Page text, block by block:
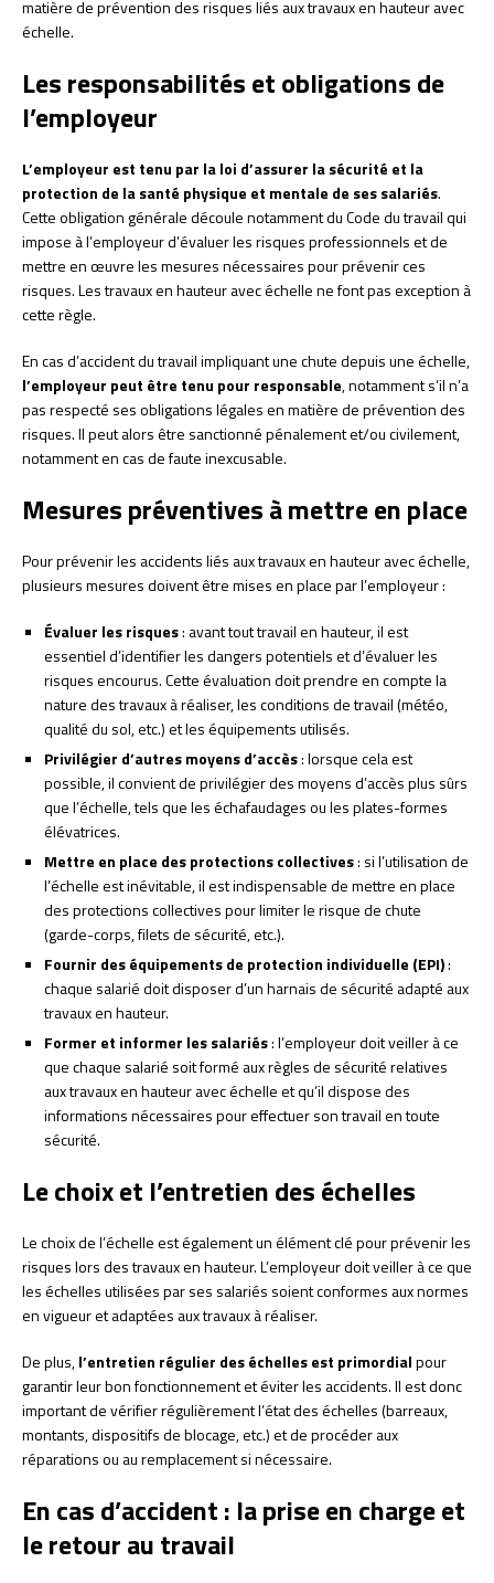
matière de prévention des risques liés aux travaux en hauteur avec
échelle.
Les responsabilités et obligations de
l’employeur
L’employeur est tenu par la loi d’assurer la sécurité et la
protection de la santé physique et mentale de ses salariés.
Cette obligation générale découle notamment du Code du travail qui
impose à l’employeur d’évaluer les risques professionnels et de
mettre en œuvre les mesures nécessaires pour prévenir ces
risques. Les travaux en hauteur avec échelle ne font pas exception à
cette règle.
En cas d’accident du travail impliquant une chute depuis une échelle,
l’employeur peut être tenu pour responsable, notamment s’il n’a
pas respecté ses obligations légales en matière de prévention des
risques. Il peut alors être sanctionné pénalement et/ou civilement,
notamment en cas de faute inexcusable.
Mesures préventives à mettre en place
Pour prévenir les accidents liés aux travaux en hauteur avec échelle,
plusieurs mesures doivent être mises en place par l’employeur :
Évaluer les risques: avant tout travail en hauteur, il est
essentiel d’identifier les dangers potentiels et d’évaluer les
risques encourus. Cette évaluation doit prendre en compte la
nature des travaux à réaliser, les conditions de travail (météo,
qualité du sol, etc.) et les équipements utilisés.
Privilégier d’autres moyens d’accès: lorsque cela est
possible, il convient de privilégier des moyens d’accès plus sûrs
que l’échelle, tels que les échafaudages ou les plates-formes
élévatrices.
Mettre en place des protections collectives: si l’utilisation de
l’échelle est inévitable, il est indispensable de mettre en place
des protections collectives pour limiter le risque de chute
(garde-corps, filets de sécurité, etc.).
Fournir des équipements de protection individuelle (EPI):
chaque salarié doit disposer d’un harnais de sécurité adapté aux
travaux en hauteur.
Former et informer les salariés: l’employeur doit veiller à ce
que chaque salarié soit formé aux règles de sécurité relatives
aux travaux en hauteur avec échelle et qu’il dispose des
informations nécessaires pour effectuer son travail en toute
sécurité.
Le choix et l’entretien des échelles
Le choix de l’échelle est également un élément clé pour prévenir les
risques lors des travaux en hauteur. L’employeur doit veiller à ce que
les échelles utilisées par ses salariés soient conformes aux normes
en vigueur et adaptées aux travaux à réaliser.
De plus,l’entretien régulier des échelles est primordialpour
garantir leur bon fonctionnement et éviter les accidents. Il est donc
important de vérifier régulièrement l’état des échelles (barreaux,
montants, dispositifs de blocage, etc.) et de procéder aux
réparations ou au remplacement si nécessaire.
En cas d’accident : la prise en charge et
le retour au travail